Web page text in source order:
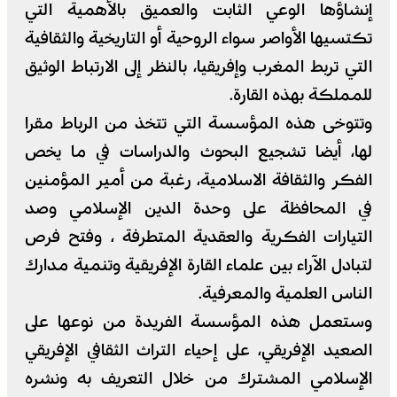
إنشاؤها الوعي الثابت والعميق بالأهمية التي
تكتسيها الأواصر سواء الروحية أو التاريخية والثقافية
التي تربط المغرب وإفريقيا، بالنظر إلى الارتباط الوثيق
للمملكة بهذه القارة.
وتتوخى هذه المؤسسة التي تتخذ من الرباط مقرا
لها، أيضا تشجيع البحوث والدراسات في ما يخص
الفكر والثقافة الاسلامية، رغبة من أمير المؤمنين
في المحافظة على وحدة الدين الإسلامي وصد
التيارات الفكرية والعقدية المتطرفة ، وفتح فرص
لتبادل الآراء بين علماء القارة الإفريقية وتنمية مدارك
الناس العلمية والمعرفية.
وستعمل هذه المؤسسة الفريدة من نوعها على
الصعيد الإفريقي، على إحياء التراث الثقافي الإفريقي
الإسلامي المشترك من خلال التعريف به ونشره